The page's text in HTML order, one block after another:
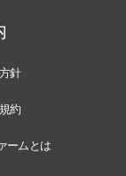
針
約
ームとは